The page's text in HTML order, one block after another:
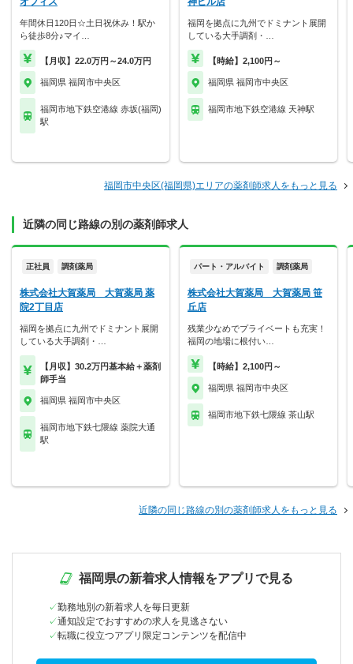
年間休日120日☆土日祝休み！駅か
ら徒歩8分♪マイ…
【月収】22.0万円～24.0万円
福岡県 福岡市中央区
福岡市地下鉄空港線 赤坂(福岡)
駅
福岡を拠点に九州でドミナント展開
している大手調剤・…
【時給】2,100円～
福岡県 福岡市中央区
福岡市地下鉄空港線 天神駅
福岡市中央区(福岡県)エリアの薬剤師求人をもっと見る
近隣の同じ路線の別の薬剤師求人
正社員 調剤薬局
株式会社大賀薬局 大賀薬局 薬
院2丁目店
福岡を拠点に九州でドミナント展開
している大手調剤・…
【月収】30.2万円基本給＋薬剤
師手当
福岡県 福岡市中央区
福岡市地下鉄七隈線 薬院大通
駅
パート・アルバイト 調剤薬局
株式会社大賀薬局 大賀薬局 笹
丘店
残業少なめでプライベートも充実！
福岡の地場に根付い…
【時給】2,100円～
福岡県 福岡市中央区
福岡市地下鉄七隈線 茶山駅
近隣の同じ路線の別の薬剤師求人をもっと見る
福岡県の新着求人情報をアプリで見る
勤務地別の新着求人を毎日更新
通知設定でおすすめの求人を見逃さない
転職に役立つアプリ限定コンテンツを配信中